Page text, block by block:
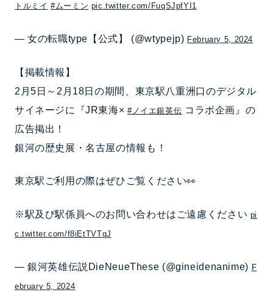
トルミイ #ムーミン pic.twitter.com/FuqSJpfYI1
— 女の転職type【公式】 (@wtypejp) February 5, 2024
【掲載情報】
2月5日～2月18日の期間、東京駅八重洲口のデジタル
サイネージに『JR東海× #ノイエ銀英伝 コラボ企画』の
広告掲出！
銀河の歴史展・名古屋の情報も！
東京駅ご利用の際はぜひご覧ください👀
※駅及び駅係員へのお問い合わせはご遠慮ください pi
c.twitter.com/f8iEtTVTqJ
— 銀河英雄伝説DieNeueThese (@gineidenanime) F
ebruary 5, 2024